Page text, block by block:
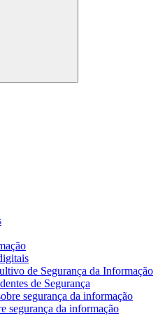
de Segurança da Informação
de Segurança
segurança da informação
segurança da informação